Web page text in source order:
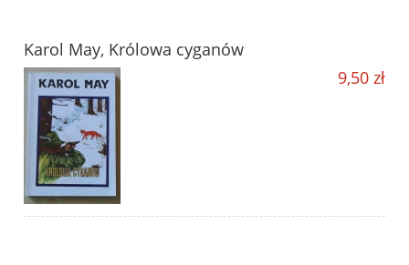
Karol May, Królowa cyganów
9,50 zł